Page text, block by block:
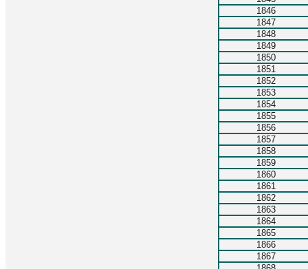
1846
1847
1848
1849
1850
1851
1852
1853
1854
1855
1856
1857
1858
1859
1860
1861
1862
1863
1864
1865
1866
1867